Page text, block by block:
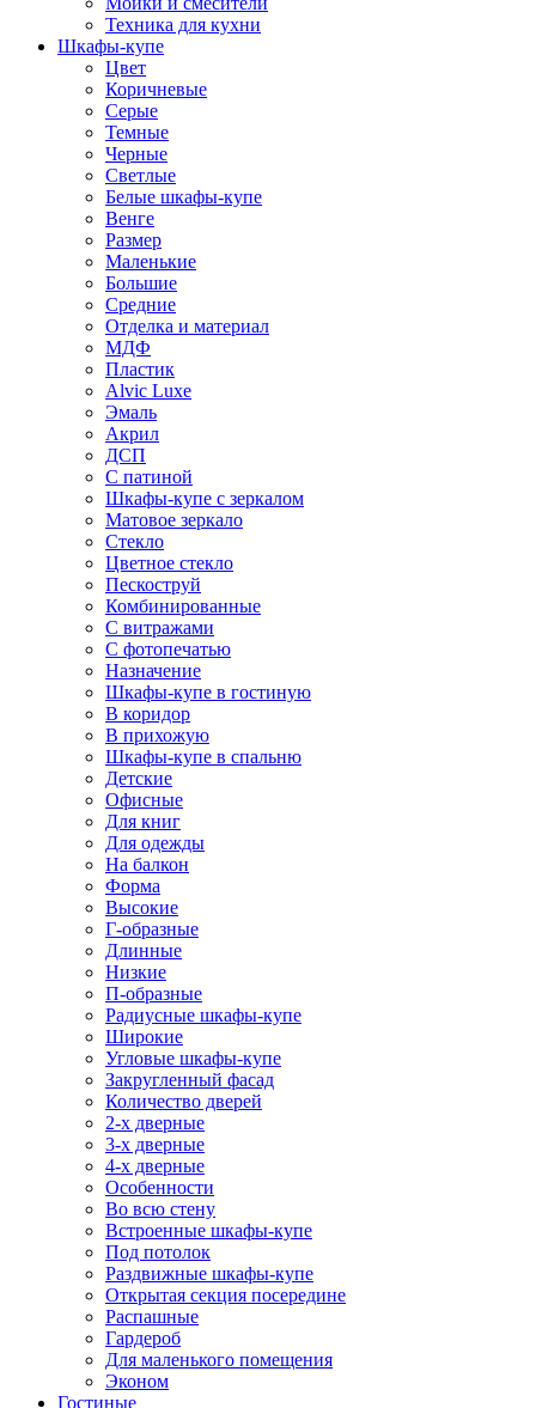
Техника для кухни
Шкафы-купе
Цвет
Коричневые
Серые
Темные
Черные
Светлые
Белые шкафы-купе
Венге
Размер
Маленькие
Большие
Средние
Отделка и материал
МДФ
Пластик
Alvic Luxe
Эмаль
Акрил
ДСП
С патиной
Шкафы-купе с зеркалом
Матовое зеркало
Стекло
Цветное стекло
Пескоструй
Комбинированные
С витражами
С фотопечатью
Назначение
Шкафы-купе в гостиную
В коридор
В прихожую
Шкафы-купе в спальню
Детские
Офисные
Для книг
Для одежды
На балкон
Форма
Высокие
Г-образные
Длинные
Низкие
П-образные
Радиусные шкафы-купе
Широкие
Угловые шкафы-купе
Закругленный фасад
Количество дверей
2-х дверные
3-х дверные
4-х дверные
Особенности
Во всю стену
Встроенные шкафы-купе
Под потолок
Раздвижные шкафы-купе
Открытая секция посередине
Распашные
Гардероб
Для маленького помещения
Эконом
Гостиные